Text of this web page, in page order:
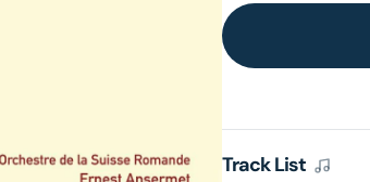
Track List